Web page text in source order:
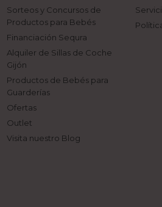
Sorteos y Concursos de
Productos para Bebés
Financiación Sequra
Alquiler de Sillas de Coche
Gijón
Productos de Bebés para
Guarderías
Ofertas
Outlet
Visita nuestro Blog